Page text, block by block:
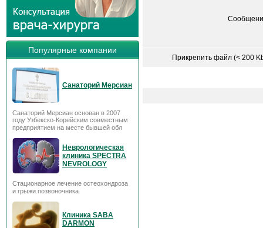
Популярные компании
Санаторий Мерсиан
Санаторий Мерсиан основан в 2007
году Узбекско-Корейским совместным
предприятием на месте бывшей обл
Неврологическая
клиника SPECTRA
NEVROLOGY
Стационарное лечение остеохондроза
и грыжи позвоночника
Клиника SABA
DARMON
Прикрепить файл (< 200